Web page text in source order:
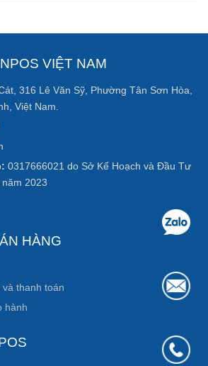
VIỆT NAM
316 Lê Văn Sỹ, Phường Tân Sơn Hòa,
Việt Nam.
0317666021 do Sở Kế Hoạch và Đầu Tư
2023
HÀNG
thanh toán
hành